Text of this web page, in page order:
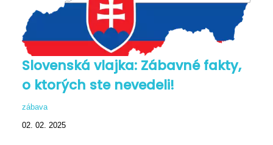
Slovenská vlajka: Zábavné fakty,
o ktorých ste nevedeli!
zábava
02. 02. 2025